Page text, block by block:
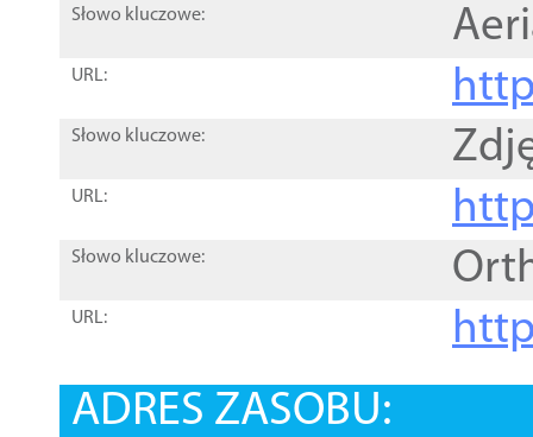
Słowo kluczowe:
URL:
Słowo kluczowe:
URL:
Słowo kluczowe:
URL:
ADRES ZASOBU: